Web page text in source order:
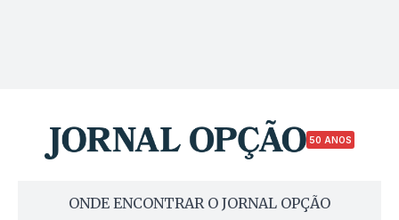
50 ANOS
ONDE ENCONTRAR O JORNAL OPÇÃO